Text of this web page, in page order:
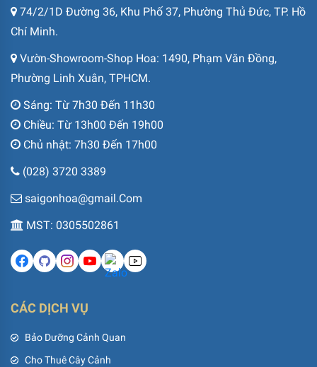
74/2/1D Đường 36, Khu Phố 37, Phường Thủ Đức, TP. Hồ
Chí Minh.
Vườn-Showroom-Shop Hoa: 1490, Phạm Văn Đồng,
Phường Linh Xuân, TPHCM.
Sáng: Từ 7h30 Đến 11h30
Chiều: Từ 13h00 Đến 19h00
Chủ nhật: 7h30 Đến 17h00
(028) 3720 3389
saigonhoa@gmail.Com
MST: 0305502861
CÁC DỊCH VỤ
Bảo Dưỡng Cảnh Quan
Cho Thuê Cây Cảnh